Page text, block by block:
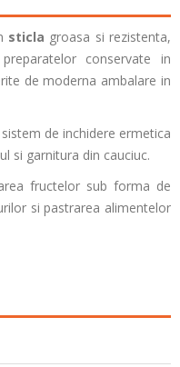
sticla groasa si rezistenta,
conservate in
de moderna ambalare in
de inchidere ermetica
si garnitura din cauciuc.
fructelor sub forma de
si pastrarea alimentelor